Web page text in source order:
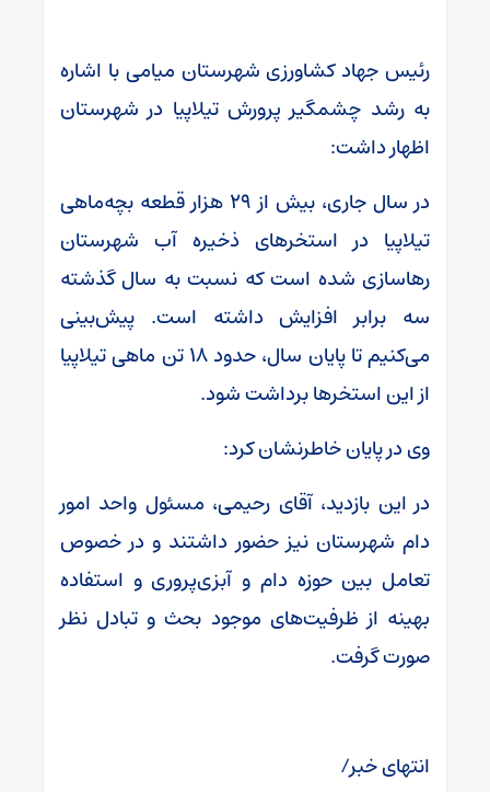
رئیس جهاد کشاورزی شهرستان میامی با اشاره
به رشد چشمگیر پرورش تیلاپیا در شهرستان
اظهار داشت:
در سال جاری، بیش از ۲۹ هزار قطعه بچه‌ماهی
تیلاپیا در استخرهای ذخیره آب شهرستان
رهاسازی شده است که نسبت به سال گذشته
سه برابر افزایش داشته است. پیش‌بینی
می‌کنیم تا پایان سال، حدود ۱۸ تن ماهی تیلاپیا
از این استخرها برداشت شود.
وی در پایان خاطرنشان کرد:
در این بازدید، آقای رحیمی، مسئول واحد امور
دام شهرستان نیز حضور داشتند و در خصوص
تعامل بین حوزه دام و آبزی‌پروری و استفاده
بهینه از ظرفیت‌های موجود بحث و تبادل نظر
صورت گرفت.
انتهای خبر/